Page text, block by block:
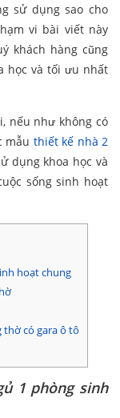
sử dụng sao cho
vi bài viết này
khách hàng cũng
học và tối ưu nhất
nếu như không có
mẫu thiết kế nhà 2
dụng khoa học và
sống sinh hoạt
hoạt chung
thờ có gara ô tô
1 phòng sinh